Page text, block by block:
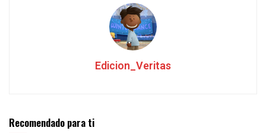
Edicion_Veritas
Recomendado para ti